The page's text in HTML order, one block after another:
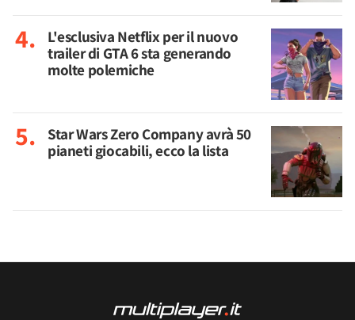
L'esclusiva Netflix per il nuovo
trailer di GTA 6 sta generando
molte polemiche
Star Wars Zero Company avrà 50
pianeti giocabili, ecco la lista